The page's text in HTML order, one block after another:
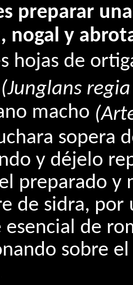
preparar
nogal y
hojas de
(Junglans
macho
sopera
y déjelo
preparado y
de sidra, por
esencial de
sobre